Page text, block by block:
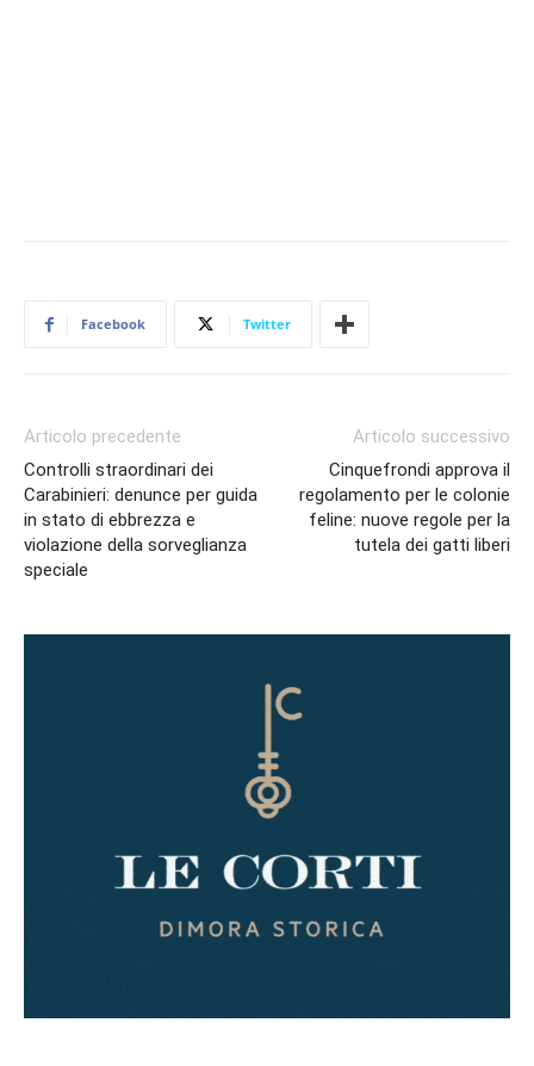
Facebook Twitter
Articolo precedente
Controlli straordinari dei
Carabinieri: denunce per guida
in stato di ebbrezza e
violazione della sorveglianza
speciale
Articolo successivo
Cinquefrondi approva il
regolamento per le colonie
feline: nuove regole per la
tutela dei gatti liberi